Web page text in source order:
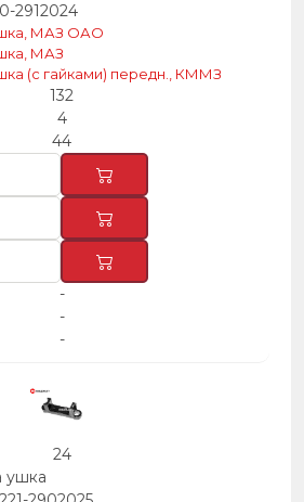
2912024
МАЗ ОАО
МАЗ
(с гайками) передн., КММЗ
132
4
44
-
-
-
24
ушка